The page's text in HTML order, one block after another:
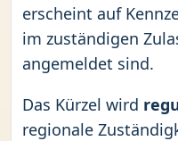
erscheint auf
im zuständigen
angemeldet sind.
Das Kürzel wird
regionale